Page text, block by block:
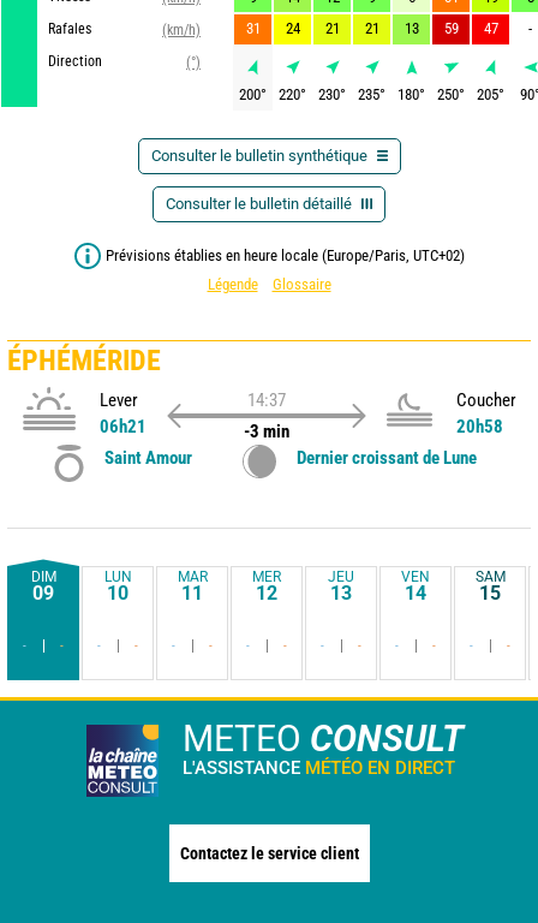
Rafales
(km/h)
Direction
(°)
31
24 21 21 13 59 47 -
200° 220° 230° 235° 180° 250° 205° 90
Consulter le bulletin synthétique
Consulter le bulletin détaillé
Prévisions établies en heure locale (Europe/Paris, UTC+02)
Légende
Glossaire
ÉPHÉMÉRIDE
Lever
06h21
14:37
-3 min
Coucher
20h58
Saint Amour
Dernier croissant de Lune
DIM
09
- -
LUN
10
- -
MAR
11
- -
MER
12
- -
JEU
13
- -
VEN
14
- -
SAM
15
- -
METEO CONSULT
L'ASSISTANCE MÉTÉO EN DIRECT
Contactez le service client